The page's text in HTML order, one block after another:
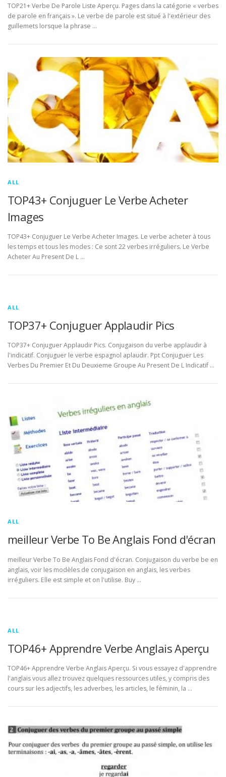
TOP21+ Verbe De Parole Liste Aperçu. Pages dans la catégorie « verbes
de parole en français ». Le verbe de parole est situé à l'extérieur des
guillemets lorsque la phrase …
ALL
TOP43+ Conjuguer Le Verbe Acheter
Images
TOP43+ Conjuguer Le Verbe Acheter Images. Le verbe acheter à tous
les temps et tous les modes : Ce sont 22 verbes irréguliers. Le Verbe
Acheter Au Present De L …
ALL
TOP37+ Conjuguer Applaudir Pics
TOP37+ Conjuguer Applaudir Pics. Conjugaison du verbe applaudir à
l'indicatif. Conjuguer le verbe espagnol aplaudir. Ppt Conjuguer Les
Verbes Du Premier Et Du Deuxieme Groupe Au Present De L Indicatif …
ALL
meilleur Verbe To Be Anglais Fond d'écran
meilleur Verbe To Be Anglais Fond d'écran. Conjugaison du verbe be en
anglais, voir les modèles de conjugaison en anglais, les verbes
irréguliers. Elle est simple et on l'utilise. Buy …
ALL
TOP46+ Apprendre Verbe Anglais Aperçu
TOP46+ Apprendre Verbe Anglais Aperçu. Si vous essayez d'apprendre
l'anglais vous allez trouvez quelques ressources utiles, y compris des
cours sur les adjectifs, les adverbes, les articles, le féminin, la …